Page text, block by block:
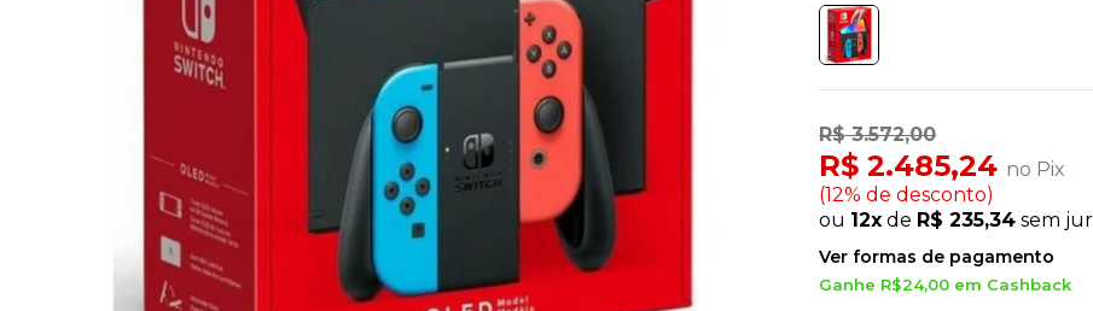
R$ 3.572,00
R$ 2.485,24 no Pix
(12% de desconto)
ou 12x de R$ 235,34 sem
Ver formas de pagamento
Ganhe R$24,00 em Cashback